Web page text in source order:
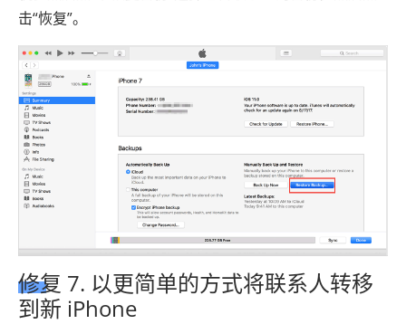
击“恢复”。
修复 7. 以更简单的方式将联系人转移
到新 iPhone